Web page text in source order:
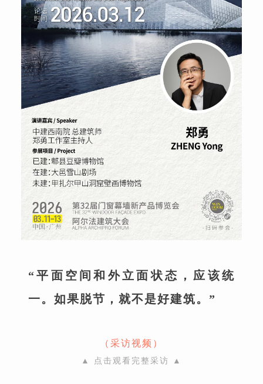
“平面空间和外立面状态，应该统
一。如果脱节，就不是好建筑。”
（采访视频）
▲ 点击观看完整采访 ▲